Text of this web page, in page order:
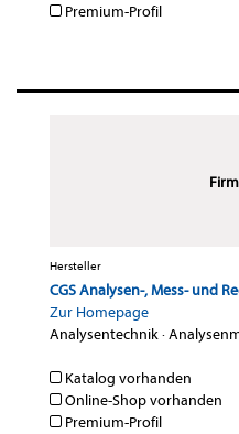
Premium-Profil
Hersteller
CGS Analysen-, Mess- und
Zur Homepage
Analysentechnik·
Katalog vorhanden
Online-Shop vorhanden
Premium-Profil